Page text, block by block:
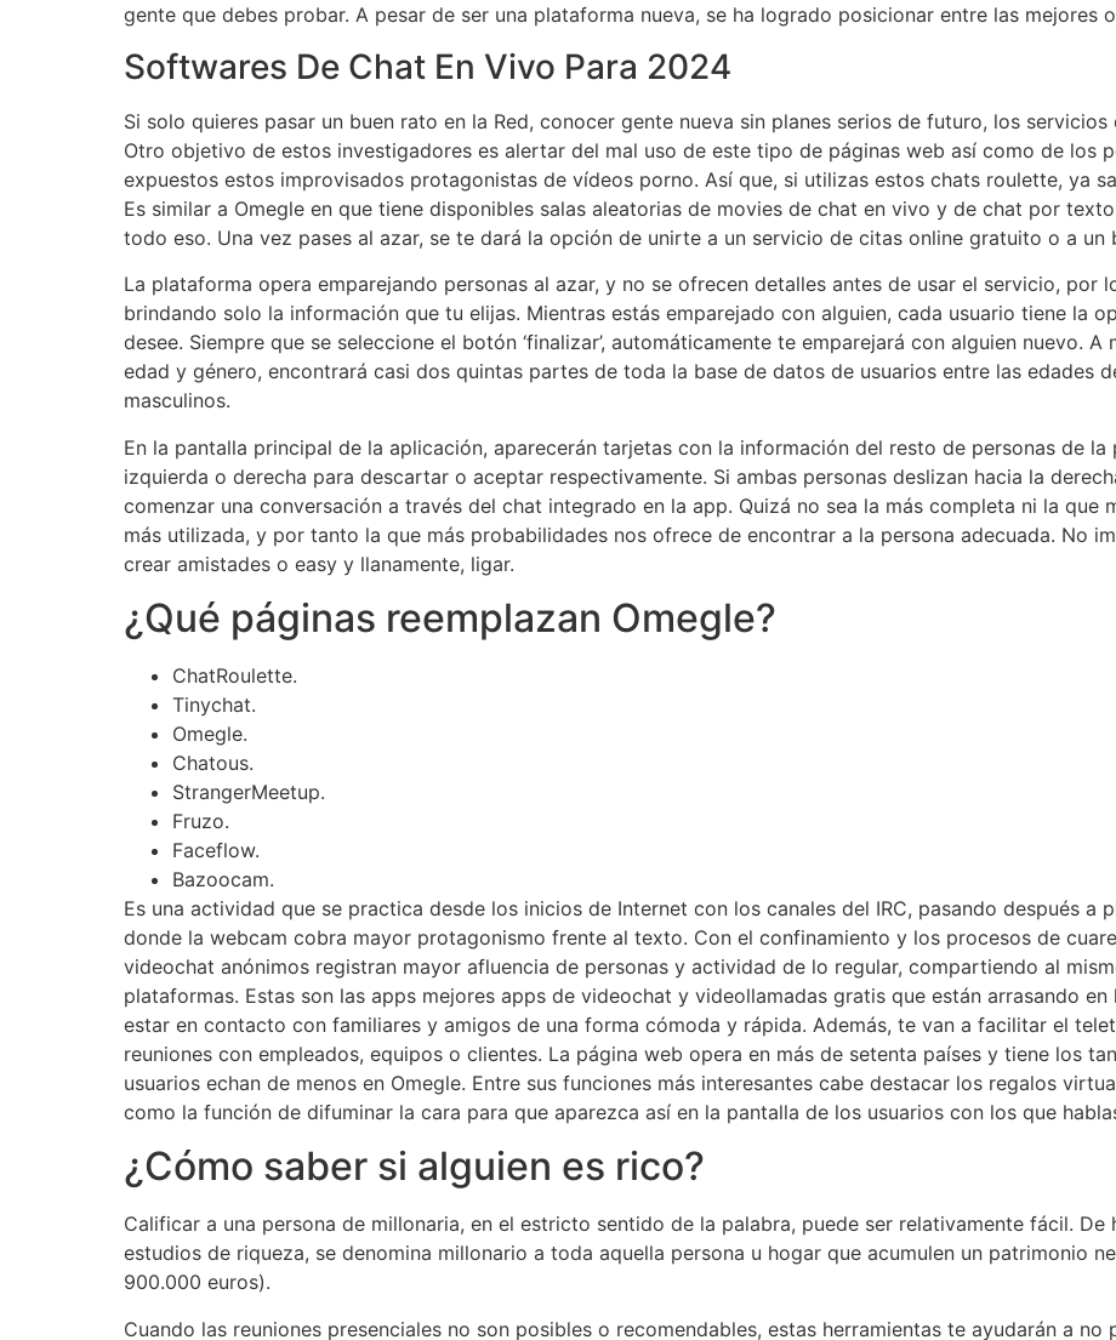
gente que debes probar. A pesar de ser una plataforma nueva, se ha logrado posicionar entre las mejores
Softwares De Chat En Vivo Para 2024
Si solo quieres pasar un buen rato en la Red, conocer gente nueva sin planes serios de futuro, los
Otro objetivo de estos investigadores es alertar del mal uso de este tipo de páginas web así como de los
expuestos estos improvisados protagonistas de vídeos porno. Así que, si utilizas estos chats roulette, ya
Es similar a Omegle en que tiene disponibles salas aleatorias de movies de chat en vivo y de chat por
todo eso. Una vez pases al azar, se te dará la opción de unirte a un servicio de citas online gratuito o a un
La plataforma opera emparejando personas al azar, y no se ofrecen detalles antes de usar el servicio, por
brindando solo la información que tu elijas. Mientras estás emparejado con alguien, cada usuario tiene la
desee. Siempre que se seleccione el botón ‘finalizar’, automáticamente te emparejará con alguien nuevo.
edad y género, encontrará casi dos quintas partes de toda la base de datos de usuarios entre las edades
masculinos.
En la pantalla principal de la aplicación, aparecerán tarjetas con la información del resto de personas de
izquierda o derecha para descartar o aceptar respectivamente. Si ambas personas deslizan hacia la
comenzar una conversación a través del chat integrado en la app. Quizá no sea la más completa ni la que
más utilizada, y por tanto la que más probabilidades nos ofrece de encontrar a la persona adecuada. No
crear amistades o easy y llanamente, ligar.
¿Qué páginas reemplazan Omegle?
ChatRoulette.
Tinychat.
Omegle.
Chatous.
StrangerMeetup.
Fruzo.
Faceflow.
Bazoocam.
Es una actividad que se practica desde los inicios de Internet con los canales del IRC, pasando después a
donde la webcam cobra mayor protagonismo frente al texto. Con el confinamiento y los procesos de
videochat anónimos registran mayor afluencia de personas y actividad de lo regular, compartiendo al
plataformas. Estas son las apps mejores apps de videochat y videollamadas gratis que están arrasando
estar en contacto con familiares y amigos de una forma cómoda y rápida. Además, te van a facilitar el
reuniones con empleados, equipos o clientes. La página web opera en más de setenta países y tiene los
usuarios echan de menos en Omegle. Entre sus funciones más interesantes cabe destacar los regalos
como la función de difuminar la cara para que aparezca así en la pantalla de los usuarios con los que
¿Cómo saber si alguien es rico?
Calificar a una persona de millonaria, en el estricto sentido de la palabra, puede ser relativamente fácil.
estudios de riqueza, se denomina millonario a toda aquella persona u hogar que acumulen un patrimonio
900.000 euros).
Cuando las reuniones presenciales no son posibles o recomendables, estas herramientas te ayudarán a